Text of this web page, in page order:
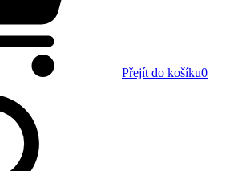
Přejít do košíku0